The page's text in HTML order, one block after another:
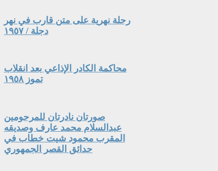
رحلة نهرية على متن قارب في نهر
دجلة / ١٩٥٧
محاكمة الكادر الإذاعي بعد انقلاب
تموز ١٩٥٨
صورتان نادرتان للمرحومين
عبدالسلام محمد عارف وصديقه
المقرب محمود شيت خطاب في
حدائق القصر الجمهوري